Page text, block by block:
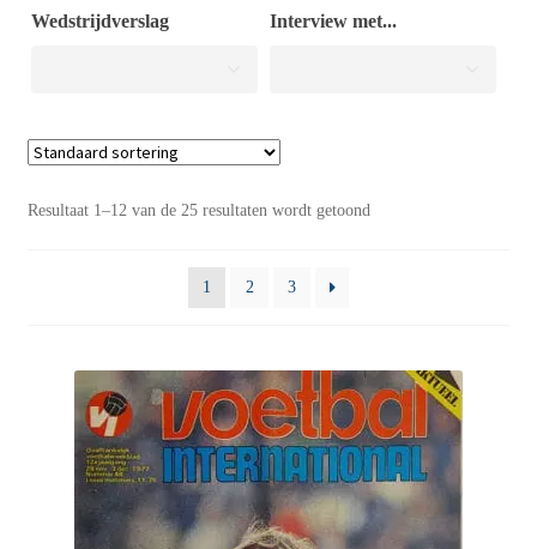
Wedstrijdverslag Interview met...
Resultaat 1–12 van de 25 resultaten wordt getoond
1 2 3